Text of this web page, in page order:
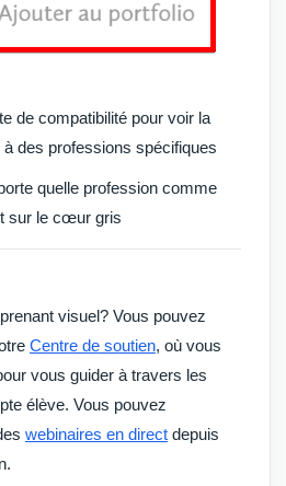
de compatibilité pour voir la
des professions spécifiques
quelle profession comme
sur le cœur gris
visuel? Vous pouvez
Centre de soutien, où vous
vous guider à travers les
élève. Vous pouvez
webinaires en direct depuis